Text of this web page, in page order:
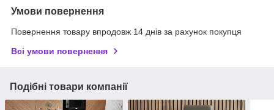
Умови повернення
Повернення товару впродовж 14 днів за рахунок покупця
Всі умови повернення
Подібні товари компанії